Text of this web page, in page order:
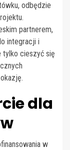
odbędzie
partnerem,
integracji i
tylko cieszyć się
dla
w